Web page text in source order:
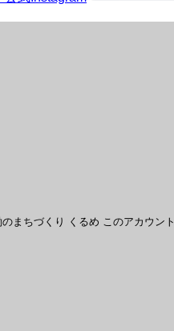
のまちづくり くるめ このアカウン